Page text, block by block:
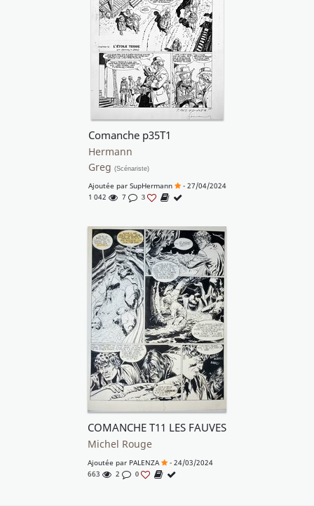
Comanche p35T1
Hermann
Greg (Scénariste)
Ajoutée par SupHermann
- 27/04/2024
1 042
7 3
COMANCHE T11 LES FAUVES
Michel Rouge
Ajoutée par PALENZA
- 24/03/2024
663
2 0